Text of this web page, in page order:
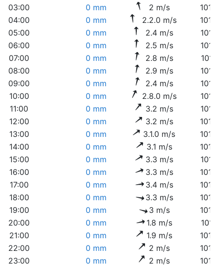
03:00
0 mm 2 m/s
04:00
0 mm 2.2.0 m/s
05:00
0 mm 2.4 m/s
06:00
0 mm 2.5 m/s
07:00
0 mm 2.8 m/s
08:00
0 mm 2.9 m/s
09:00
0 mm 2.4 m/s
10:00
0 mm 2.8.0 m/s
11:00
0 mm 3.2 m/s
12:00
0 mm 3.2 m/s
13:00
0 mm 3.1.0 m/s
14:00
0 mm 3.1 m/s
15:00
0 mm 3.3 m/s
16:00
0 mm 3.3 m/s
17:00
0 mm 3.4 m/s
18:00
0 mm 3.3 m/s
19:00
0 mm 3 m/s
20:00
0 mm 1.8 m/s
21:00
0 mm 1.9 m/s
22:00
0 mm 2 m/s
23:00
0 mm 2 m/s